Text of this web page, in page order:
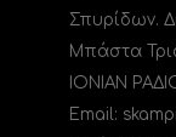
Σπυρίδων.
Μπάστα
ΙΟΝΙΑΝ
Email: